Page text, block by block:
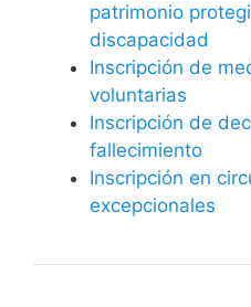
patrimonio
discapacidad
Inscripción de
voluntarias
Inscripción de
fallecimiento
Inscripción en
excepcionales